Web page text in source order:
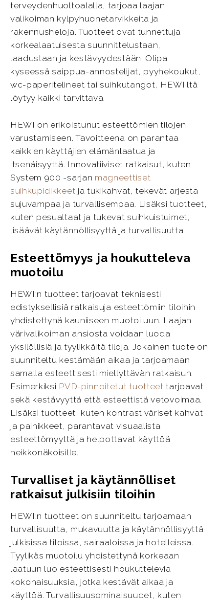
terveydenhuoltoalalla, tarjoaa laajan
valikoiman kylpyhuonetarvikkeita ja
rakennusheloja. Tuotteet ovat tunnettuja
korkealaatuisesta suunnittelustaan,
laadustaan ja kestävyydestään. Olipa
kyseessä saippua-annostelijat, pyyhekoukut,
wc-paperitelineet tai suihkutangot, HEWI:ltä
löytyy kaikki tarvittava.
HEWI on erikoistunut esteettömien tilojen
varustamiseen. Tavoitteena on parantaa
kaikkien käyttäjien elämänlaatua ja
itsenäisyyttä. Innovatiiviset ratkaisut, kuten
System 900 -sarjan magneettiset
suihkupidikkeet ja tukikahvat, tekevät arjesta
sujuvampaa ja turvallisempaa. Lisäksi tuotteet,
kuten pesualtaat ja tukevat suihkuistuimet,
lisäävät käytännöllisyyttä ja turvallisuutta.
Esteettömyys ja houkutteleva
muotoilu
HEWI:n tuotteet tarjoavat teknisesti
edistyksellisiä ratkaisuja esteettömiin tiloihin
yhdistettynä kauniiseen muotoiluun. Laajan
värivalikoiman ansiosta voidaan luoda
yksilöllisiä ja tyylikkäitä tiloja. Jokainen tuote on
suunniteltu kestämään aikaa ja tarjoamaan
samalla esteettisesti miellyttävän ratkaisun.
Esimerkiksi PVD-pinnoitetut tuotteet tarjoavat
sekä kestävyyttä että esteettistä vetovoimaa.
Lisäksi tuotteet, kuten kontrastiväriset kahvat
ja painikkeet, parantavat visuaalista
esteettömyyttä ja helpottavat käyttöä
heikkonäköisille.
Turvalliset ja käytännölliset
ratkaisut julkisiin tiloihin
HEWI:n tuotteet on suunniteltu tarjoamaan
turvallisuutta, mukavuutta ja käytännöllisyyttä
julkisissa tiloissa, sairaaloissa ja hotelleissa.
Tyylikäs muotoilu yhdistettynä korkeaan
laatuun luo esteettisesti houkuttelevia
kokonaisuuksia, jotka kestävät aikaa ja
käyttöä. Turvallisuusominaisuudet, kuten